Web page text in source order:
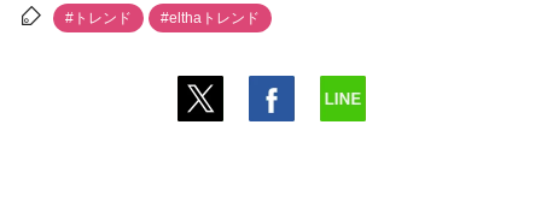
#トレンド #elthaトレンド